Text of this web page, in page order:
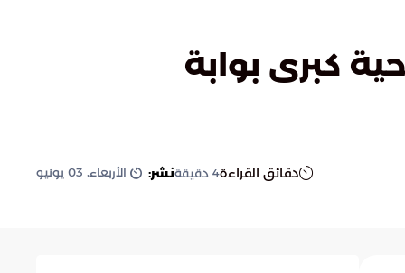
وإجراء 7 عمليات جراحية كبرى بوابة
دقائق القراءة4 دقيقةنشر: الأربعاء, 03 يونيو